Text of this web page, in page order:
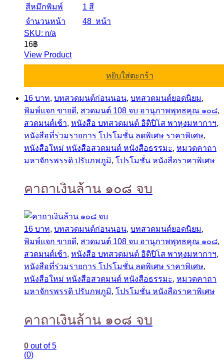
สีหมึกพิมพ์
1 สี
จำนวนหน้า
48 หน้า
SKU: n/a
16฿
View Product
หยิบใส่ตะกร้า
16 บาท, บทสวดมนต์ก่อนนอน, บทสวดมนต์ยอดนิยม,
พิมพ์แจก ขายดี, สวดมนต์ 108 จบ อานุภาพพุทธคุณ ๑๐๘,
สวดมนต์เช้า, หนังสือ บทสวดมนต์ อิติปิโส พาหุงมหากาฯ,
หนังสือที่ร่วมรายการ โปรโมชั่น ลดพิเศษ ราคาพิเศษ,
หนังสือใหม่ หนังสือสวดมนต์ หนังสือธรรมะ, หมวดคาถา
มหาจักรพรรดิ ปรับภพภูมิ, โปรโมชั่น หนังสือราคาพิเศษ
คาถาเงินล้าน ๑๐๘ จบ
16 บาท, บทสวดมนต์ก่อนนอน, บทสวดมนต์ยอดนิยม,
พิมพ์แจก ขายดี, สวดมนต์ 108 จบ อานุภาพพุทธคุณ ๑๐๘,
สวดมนต์เช้า, หนังสือ บทสวดมนต์ อิติปิโส พาหุงมหากาฯ,
หนังสือที่ร่วมรายการ โปรโมชั่น ลดพิเศษ ราคาพิเศษ,
หนังสือใหม่ หนังสือสวดมนต์ หนังสือธรรมะ, หมวดคาถา
มหาจักรพรรดิ ปรับภพภูมิ, โปรโมชั่น หนังสือราคาพิเศษ
คาถาเงินล้าน ๑๐๘ จบ
0 out of 5
(0)